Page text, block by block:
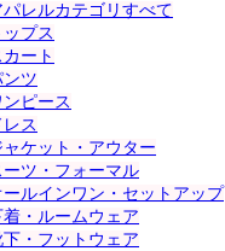
パレルカテゴリすべて
ップス
カート
ンツ
ンピース
レス
ャケット・アウター
ーツ・フォーマル
ールインワン・セットアップ
着・ルームウェア
下・フットウェア